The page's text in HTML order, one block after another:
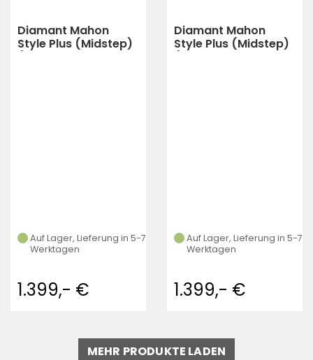
Diamant Mahon
Style Plus (Midstep)
Auf Lager, Lieferung in 5-7
Werktagen
1.399,- €
Diamant Mahon
Style Plus (Midstep)
Auf Lager, Lieferung in 5-7
Werktagen
1.399,- €
MEHR PRODUKTE LADEN